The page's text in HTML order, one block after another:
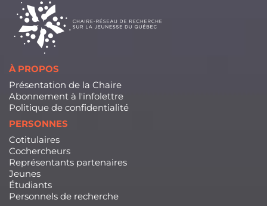
À PROPOS
Présentation de la Chaire
Abonnement à l'infolettre
Politique de confidentialité
PERSONNES
Cotitulaires
Cochercheurs
Représentants partenaires
Jeunes
Étudiants
Personnels de recherche